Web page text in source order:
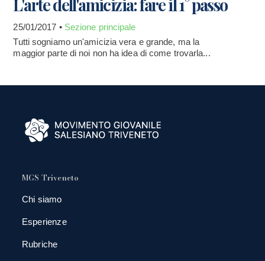
L'arte dell'amicizia: fare il 1° passo
25/01/2017 • Sezione principale
Tutti sogniamo un'amicizia vera e grande, ma la
maggior parte di noi non ha idea di come trovarla...
MGS Triveneto
Chi siamo
Esperienze
Rubriche